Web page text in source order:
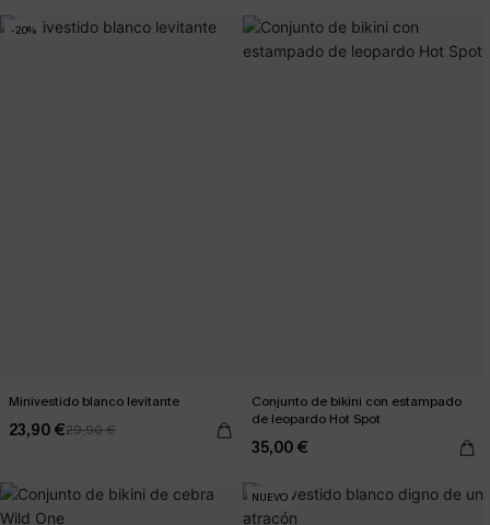
-20%
Minivestido blanco levitante
23,90 €29,90 €
Conjunto de bikini con estampado
de leopardo Hot Spot
35,00 €
NUEVO